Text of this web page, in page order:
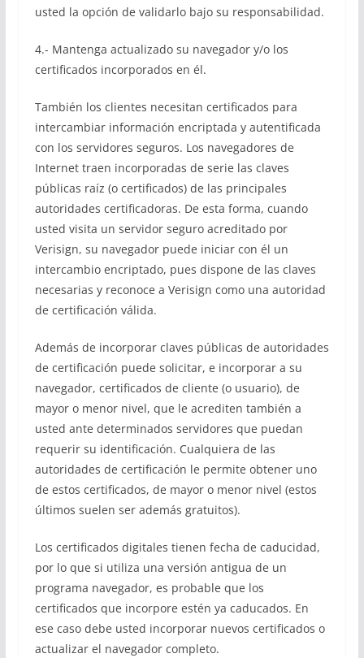
usted la opción de validarlo bajo su responsabilidad.
4.- Mantenga actualizado su navegador y/o los
certificados incorporados en él.
También los clientes necesitan certificados para
intercambiar información encriptada y autentificada
con los servidores seguros. Los navegadores de
Internet traen incorporadas de serie las claves
públicas raíz (o certificados) de las principales
autoridades certificadoras. De esta forma, cuando
usted visita un servidor seguro acreditado por
Verisign, su navegador puede iniciar con él un
intercambio encriptado, pues dispone de las claves
necesarias y reconoce a Verisign como una autoridad
de certificación válida.
Además de incorporar claves públicas de autoridades
de certificación puede solicitar, e incorporar a su
navegador, certificados de cliente (o usuario), de
mayor o menor nivel, que le acrediten también a
usted ante determinados servidores que puedan
requerir su identificación. Cualquiera de las
autoridades de certificación le permite obtener uno
de estos certificados, de mayor o menor nivel (estos
últimos suelen ser además gratuitos).
Los certificados digitales tienen fecha de caducidad,
por lo que si utiliza una versión antigua de un
programa navegador, es probable que los
certificados que incorpore estén ya caducados. En
ese caso debe usted incorporar nuevos certificados o
actualizar el navegador completo.